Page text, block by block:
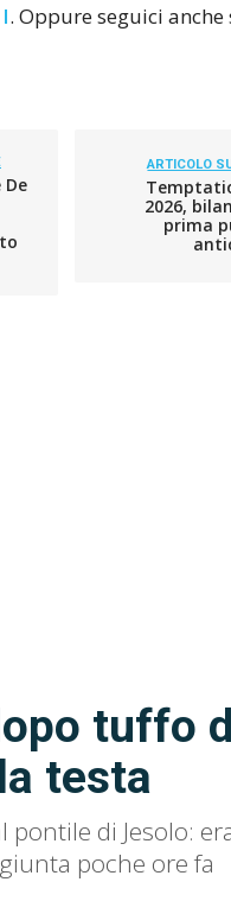
. Oppure seguici
ARTICOLO
2026,
prima
tuffo
testa
di Jesolo:
poche ore fa